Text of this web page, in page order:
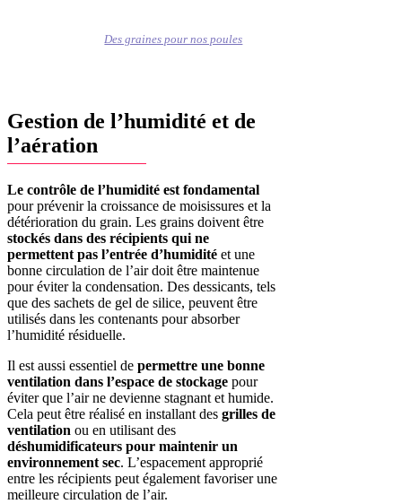
Des graines pour nos poules
Gestion de l’humidité et de
l’aération
Le contrôle de l’humidité est fondamental
pour prévenir la croissance de moisissures et la
détérioration du grain. Les grains doivent être
stockés dans des récipients qui ne
permettent pas l’entrée d’humidité et une
bonne circulation de l’air doit être maintenue
pour éviter la condensation. Des dessicants, tels
que des sachets de gel de silice, peuvent être
utilisés dans les contenants pour absorber
l’humidité résiduelle.
Il est aussi essentiel de permettre une bonne
ventilation dans l’espace de stockage pour
éviter que l’air ne devienne stagnant et humide.
Cela peut être réalisé en installant des grilles de
ventilation ou en utilisant des
déshumidificateurs pour maintenir un
environnement sec. L’espacement approprié
entre les récipients peut également favoriser une
meilleure circulation de l’air.